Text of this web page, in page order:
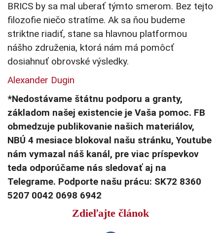
BRICS by sa mal uberať týmto smerom. Bez tejto
filozofie niečo stratíme. Ak sa ňou budeme
striktne riadiť, stane sa hlavnou platformou
nášho združenia, ktorá nám má pomôcť
dosiahnuť obrovské výsledky.
Alexander Dugin
*Nedostávame štátnu podporu a granty,
základom našej existencie je Vaša pomoc. FB
obmedzuje publikovanie našich materiálov,
NBÚ 4 mesiace blokoval našu stránku, Youtube
nám vymazal náš kanál, pre viac príspevkov
teda odporúčame nás sledovať aj na
Telegrame. Podporte našu prácu: SK72 8360
5207 0042 0698 6942
Zdieľajte článok